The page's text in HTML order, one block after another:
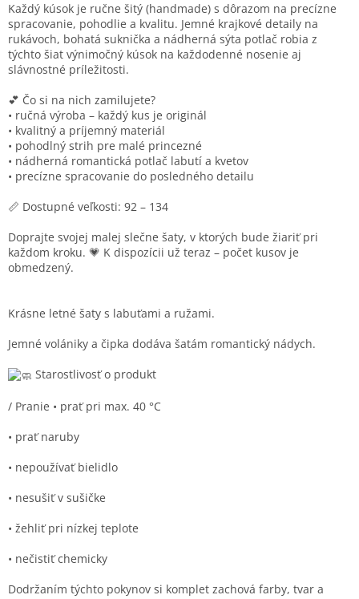
Každý kúsok je ručne šitý (handmade) s dôrazom na precízne
spracovanie, pohodlie a kvalitu. Jemné krajkové detaily na
rukávoch, bohatá suknička a nádherná sýta potlač robia z
týchto šiat výnimočný kúsok na každodenné nosenie aj
slávnostné príležitosti.
💕 Čo si na nich zamilujete?
• ručná výroba – každý kus je originál
• kvalitný a príjemný materiál
• pohodlný strih pre malé princezné
• nádherná romantická potlač labutí a kvetov
• precízne spracovanie do posledného detailu
📏 Dostupné veľkosti: 92 – 134
Doprajte svojej malej slečne šaty, v ktorých bude žiariť pri
každom kroku. 💗 K dispozícii už teraz – počet kusov je
obmedzený.
Krásne letné šaty s labuťami a ružami.
Jemné volániky a čipka dodáva šatám romantický nádych.
Starostlivosť o produkt
/ Pranie • prať pri max. 40 °C
• prať naruby
• nepoužívať bielidlo
• nesušiť v sušičke
• žehliť pri nízkej teplote
• nečistiť chemicky
Dodržaním týchto pokynov si komplet zachová farby, tvar a